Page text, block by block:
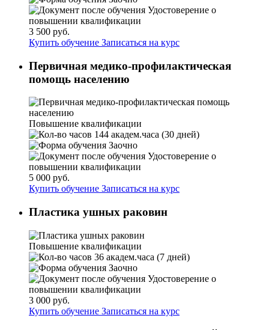
Удостоверение о
повышении квалификации
3 500 руб.
Купить обучение Записаться на курс
Первичная медико-профилактическая
помощь населению
Повышение квалификации
144 академ.часа (30 дней)
Заочно
Удостоверение о
повышении квалификации
5 000 руб.
Купить обучение Записаться на курс
Пластика ушных раковин
Повышение квалификации
36 академ.часа (7 дней)
Заочно
Удостоверение о
повышении квалификации
3 000 руб.
Купить обучение Записаться на курс